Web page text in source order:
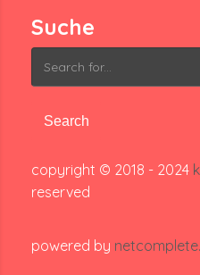
Suche
Search
for:
copyright © 2018 - 2024
reserved
powered by